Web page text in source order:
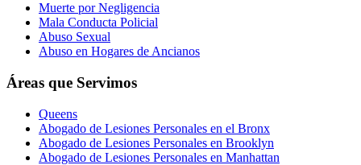
Muerte por Negligencia
Mala Conducta Policial
Abuso Sexual
Abuso en Hogares de Ancianos
Áreas que Servimos
Queens
Abogado de Lesiones Personales en el Bronx
Abogado de Lesiones Personales en Brooklyn
Abogado de Lesiones Personales en Manhattan